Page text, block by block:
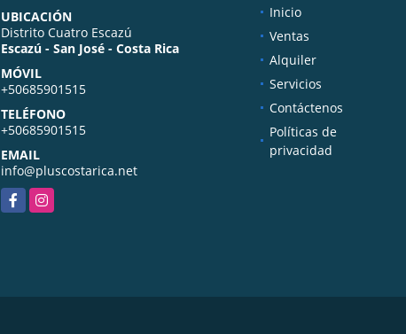
UBICACIÓN
Distrito Cuatro Escazú
Escazú - San José - Costa Rica
MÓVIL
+50685901515
TELÉFONO
+50685901515
EMAIL
info@pluscostarica.net
FacebookInstagram
Inicio
Ventas
Alquiler
Servicios
Contáctenos
Políticas de
privacidad